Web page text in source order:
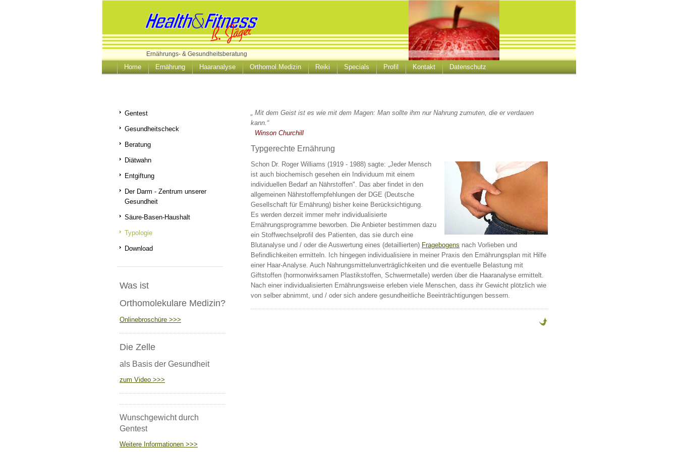
Ernährungs- & Gesundheitsberatung
Home Ernährung Haaranalyse Orthomol.Medizin Reiki Specials Profil Kontakt Datenschutz
Gentest
Gesundheitscheck
Beratung
Diätwahn
Entgiftung
Der Darm - Zentrum unserer
Gesundheit
Säure-Basen-Haushalt
Typologie
Download
Was ist
Orthomolekulare Medizin?
Onlinebroschüre >>>
Die Zelle
als Basis der Gesundheit
zum Video >>>
Wunschgewicht durch
Gentest
Weitere Informationen >>>
„ Mit dem Geist ist es wie mit dem Magen: Man sollte ihm nur Nahrung zumuten, die er verdauen
kann. “
Winson Churchill
Typgerechte Ernährung
Schon Dr. Roger Williams (1919 - 1988) sagte: „Jeder Mensch
ist auch biochemisch gesehen ein Individuum mit einem
individuellen Bedarf an Nährstoffen". Das aber findet in den
allgemeinen Nährstoffempfehlungen der DGE (Deutsche
Gesellschaft für Ernährung) bisher keine Berücksichtigung.
Es werden derzeit immer mehr individualisierte
Ernährungsprogramme beworben. Die Anbieter bestimmen dazu
ein Stoffwechselprofil des Patienten, das sie durch eine
Blutanalyse und / oder die Auswertung eines (detaillierten) Fragebogens nach Vorlieben und
Befindlichkeiten ermitteln. Ich hingegen individualisiere in meiner Praxis den Ernährungsplan mit Hilfe
einer Haar-Analyse. Auch Nahrungsmittelunverträglichkeiten und die eventuelle Belastung mit
Giftstoffen (hormonwirksamen Plastikstoffen, Schwermetalle) werden über die Haaranalyse ermittelt.
Nach einer individualisierten Ernährungsweise erleben viele Menschen, dass ihr Gewicht plötzlich wie
von selber abnimmt, und / oder sich andere gesundheitliche Beeinträchtigungen bessern.